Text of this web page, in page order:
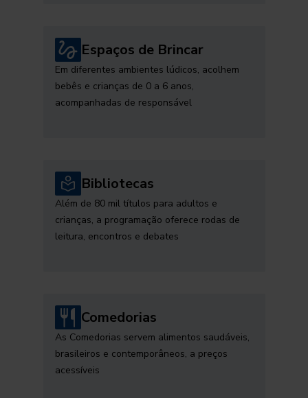
Espaços de Brincar
Em diferentes ambientes lúdicos, acolhem
bebês e crianças de 0 a 6 anos,
acompanhadas de responsável
Bibliotecas
Além de 80 mil títulos para adultos e
crianças, a programação oferece rodas de
leitura, encontros e debates
Comedorias
As Comedorias servem alimentos saudáveis,
brasileiros e contemporâneos, a preços
acessíveis